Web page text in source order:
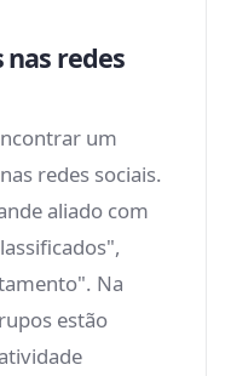
redes
um
redes sociais.
aliado com
Na
estão